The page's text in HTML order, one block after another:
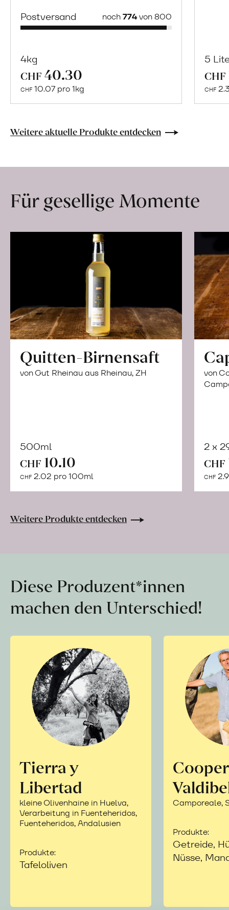
Postversand noch774von 800
4kg
CHF 40.30
CHF 10.07 pro 1kg
Xelo
Alfonso
5
CHF
CHF
Weitere aktuelle Produkte entdecken
Für gesellige Momente
Quitten-Birnensaft
von Gut Rheinau aus Rheinau, ZH
500ml
CHF 10.10
CHF 2.02 pro 100ml
Warenkorb
von
2 x
CHF
CHF
Weitere Produkte entdecken
Diese Produzent*innen
machen den Unterschied!
Tierra y
Libertad
kleine Olivenhaine in Huelva,
Verarbeitung in Fuenteheridos,
Fuenteheridos, Andalusien
Produkte:
Tafeloliven
Camporeale,
Produkte:
Getreide,
Nüsse,